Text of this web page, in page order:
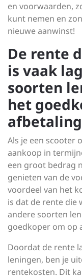
en voorwaarden,
kunt nemen en
nieuwe aanwinst!
De rente
is vaak
soorten
het
Als je een scooter
aankoop in
een groot bedrag
genieten van de
voordeel van het
is dat de rente die
andere soorten
goedkoper om op
Doordat de rente
leningen, ben je
rentekosten. Dit